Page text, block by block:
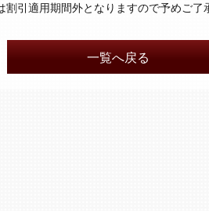
引適用期間外となりますので予めご了
一覧へ戻る